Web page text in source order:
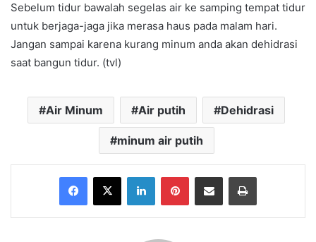
Sebelum tidur bawalah segelas air ke samping tempat tidur
untuk berjaga-jaga jika merasa haus pada malam hari.
Jangan sampai karena kurang minum anda akan dehidrasi
saat bangun tidur. (tvl)
Air Minum Air putih Dehidrasi
minum air putih
Facebook
X LinkedInPinterestShare via Email Print